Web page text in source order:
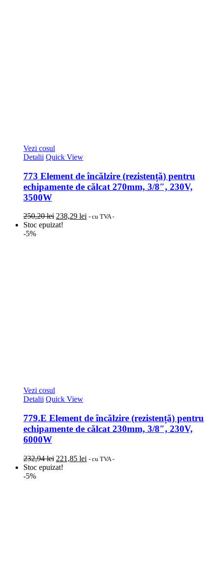
Vezi cosul
Detalii Quick View
773 Element de încălzire (rezistență) pentru
echipamente de călcat 270mm, 3/8″, 230V,
3500W
250,20lei Prețul
inițial
238,29 lei Prețul
- cu TVA -
Stoc epuizat!
-5%
Vezi cosul
Detalii Quick View
779.E Element de încălzire (rezistență) pentru
echipamente de călcat 230mm, 3/8″, 230V,
6000W
232,94lei Prețul
inițial
221,85 lei Prețul
- cu TVA -
Stoc epuizat!
-5%